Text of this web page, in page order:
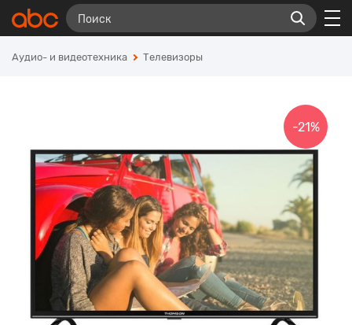
Аудио- и видеотехника Телевизоры
-21%